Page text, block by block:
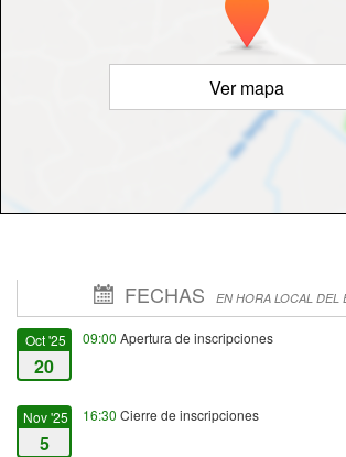
Ver mapa
FECHAS EN HORA LOCAL DEL
Oct '25
20
09:00 Apertura de inscripciones
Nov '25
5
16:30 Cierre de inscripciones